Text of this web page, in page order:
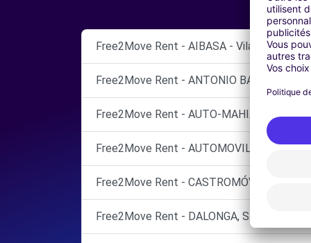
Free2Move Rent - AIBASA - Vilagarcía de
Free2Move Rent - ANTONIO BALIÑAS, S.L.
Free2Move Rent - AUTO-MAHIA
Free2Move Rent - AUTOMOVILES
Free2Move Rent - CASTROMÓVIL -
Free2Move Rent - DALONGA, S.A. -